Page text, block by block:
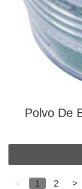
Polvo De
< 1 2 >